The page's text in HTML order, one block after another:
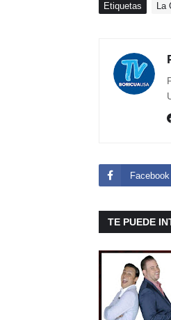
Etiquetas La
Facebook
TE PUEDE